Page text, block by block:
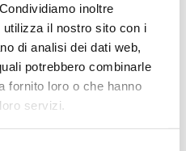
inoltre
il nostro sito con i
di analisi dei dati web,
potrebbero combinarle
fornito loro o che hanno
servizi.